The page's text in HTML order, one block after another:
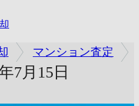
マンション査定
7月15日